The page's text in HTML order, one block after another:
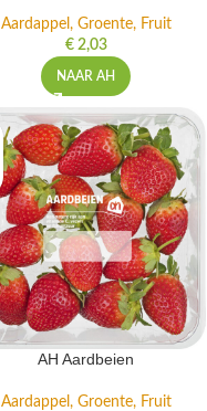
Aardappel, Groente, Fruit
€2,03
NAAR AH
AH Aardbeien
Aardappel, Groente, Fruit